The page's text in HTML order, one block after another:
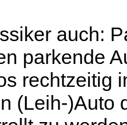
auch:
parkende
rechtzeitig
(Leih-)Auto